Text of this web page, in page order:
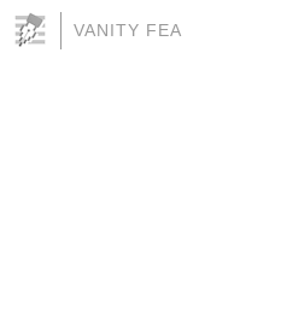
VANITY FEA